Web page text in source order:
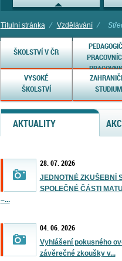
Titulní stránka ⁄ Vzdělávání ⁄
ŠKOLSTVÍ V ČR
VYSOKÉ
ŠKOLSTVÍ
STUDIUM
AKTUALITY
28. 07. 2026
JEDNOTNÉ ZKUŠEBNÍ
SPOLEČNÉ ČÁSTI
–...
04. 06. 2026
Vyhlášení pokusného
závěrečné zkoušky v...